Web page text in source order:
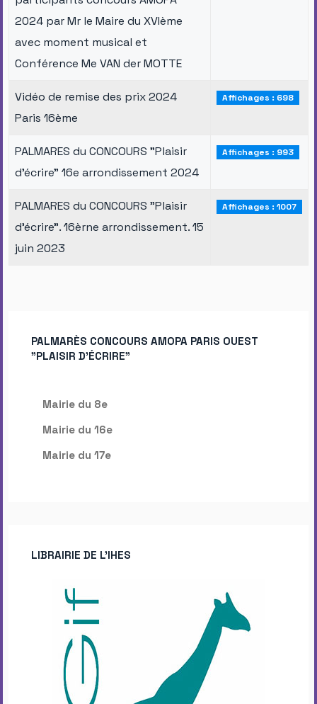
2024 par Mr le Maire du XVIème
avec moment musical et
Conférence Me VAN der MOTTE
Vidéo de remise des prix 2024
Paris 16ème
Affichages : 698
PALMARES du CONCOURS "Plaisir
d’écrire" 16e arrondissement 2024
Affichages : 993
PALMARES du CONCOURS "Plaisir
d'écrire". 16èrne arrondissement. 15
juin 2023
Affichages : 1007
PALMARÈS CONCOURS AMOPA PARIS OUEST
"PLAISIR D'ÉCRIRE"
Mairie du 8e
Mairie du 16e
Mairie du 17e
LIBRAIRIE DE L’IHES